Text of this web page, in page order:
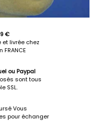
€
livrée chez
ou Paypal
sont tous
SSL.
Vous
pour échanger